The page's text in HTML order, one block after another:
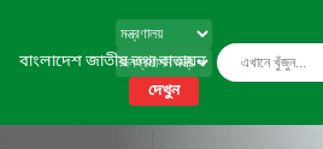
বাংলাদেশ জাতীয় তথ্য বাতায়ন
দেখুন